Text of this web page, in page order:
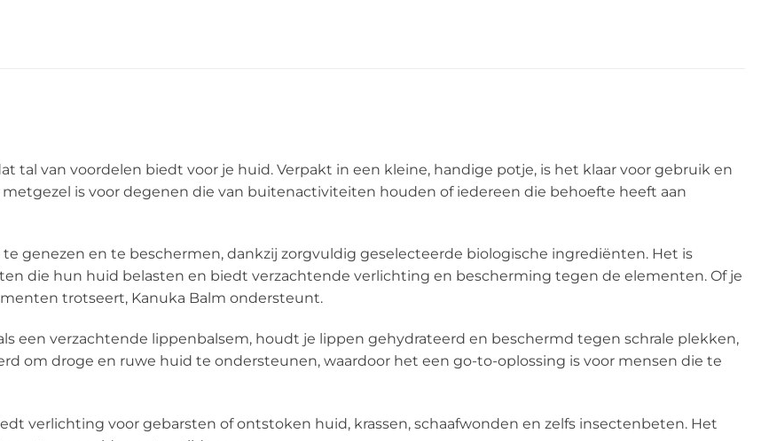
tal van voordelen biedt voor je huid. Verpakt in een kleine, handige potje, is het klaar voor gebruik en
is voor degenen die van buitenactiviteiten houden of iedereen die behoefte heeft aan
genezen en te beschermen, dankzij zorgvuldig geselecteerde biologische ingrediënten. Het is
die hun huid belasten en biedt verzachtende verlichting en bescherming tegen de elementen. Of je
trotseert, Kanuka Balm ondersteunt.
een verzachtende lippenbalsem, houdt je lippen gehydrateerd en beschermd tegen schrale plekken,
om droge en ruwe huid te ondersteunen, waardoor het een go-to-oplossing is voor mensen die te
verlichting voor gebarsten of ontstoken huid, krassen, schaafwonden en zelfs insectenbeten. Het